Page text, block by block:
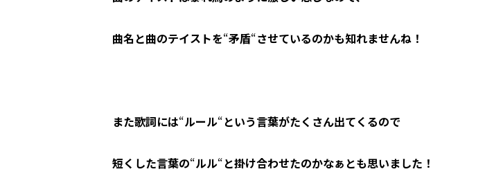
曲名と曲のテイストを“矛盾“させているのかも知れませんね！
また歌詞には“ルール“という言葉がたくさん出てくるので
短くした言葉の“ルル“と掛け合わせたのかなぁとも思いました！